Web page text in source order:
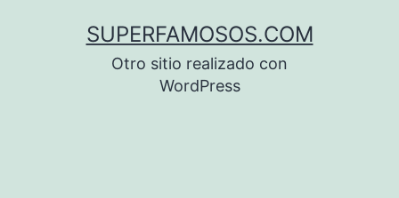
SUPERFAMOSOS.COM
Otro sitio realizado con
WordPress